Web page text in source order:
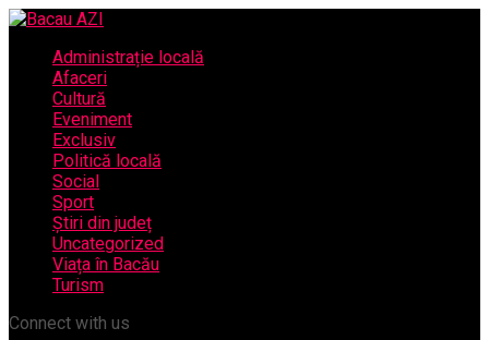
Administrație locală
Afaceri
Cultură
Eveniment
Exclusiv
Politică locală
Social
Sport
Știri din județ
Uncategorized
Viața în Bacău
Turism
Connect with us